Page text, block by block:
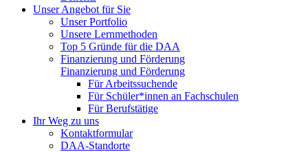
Unser Angebot für Sie
Unser Portfolio
Unsere Lernmethoden
Top 5 Gründe für die DAA
Finanzierung und Förderung
Finanzierung und Förderung
Für Arbeitssuchende
Für Schüler*innen an Fachschulen
Für Berufstätige
Ihr Weg zu uns
Kontaktformular
DAA-Standorte